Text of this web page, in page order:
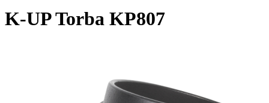
K-UP Torba KP807